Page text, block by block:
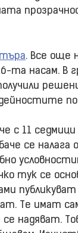
. Все още
та насам. В
дейностите
с 11
се налага
тук се
Те имат
надяват.